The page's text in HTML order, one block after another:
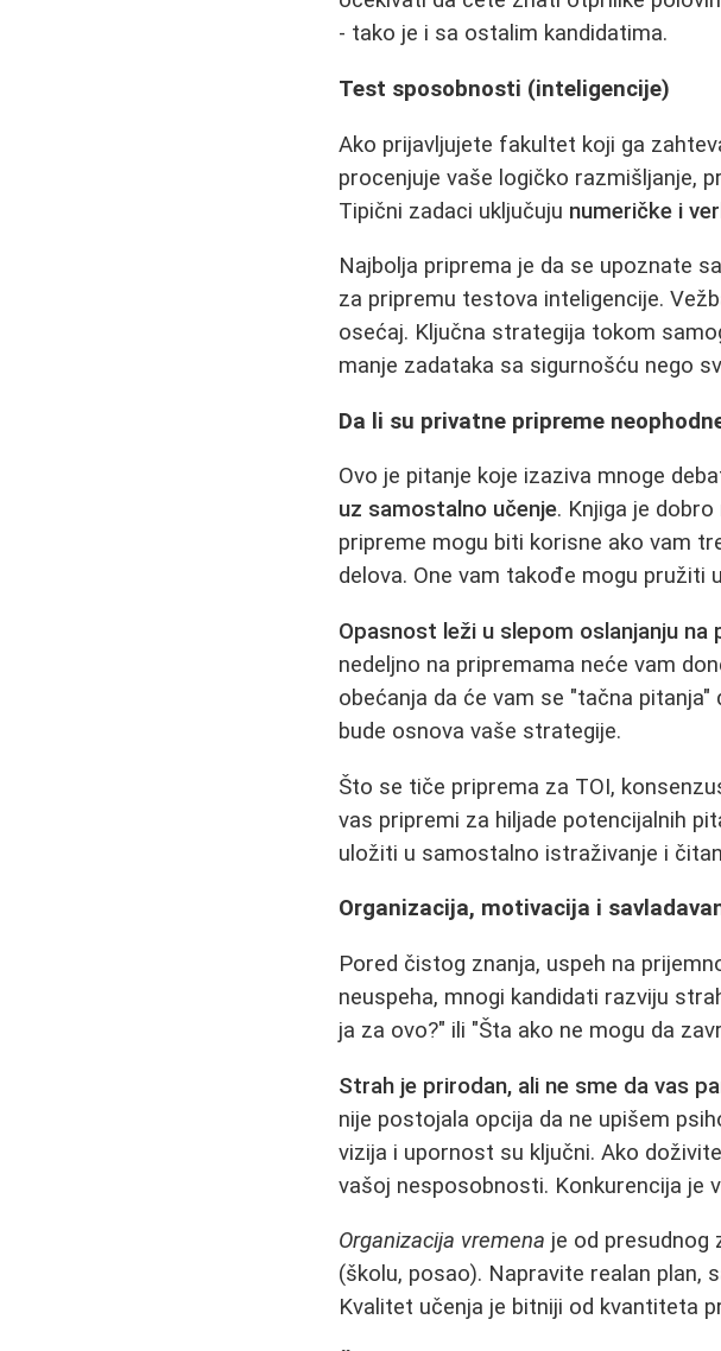
- tako je i sa ostalim kandidatima.
Test sposobnosti (inteligencije)
Ako prijavljujete fakultet koji ga
procenjuje vaše logičko razmišljanje,
Tipični zadaci uključuju numeričke i
Najbolja priprema je da se upoznate
za pripremu testova inteligencije.
osećaj. Ključna strategija tokom
manje zadataka sa sigurnošću nego
Da li su privatne pripreme
Ovo je pitanje koje izaziva mnoge
uz samostalno učenje. Knjiga je
pripreme mogu biti korisne ako vam
delova. One vam takođe mogu pružiti
Opasnost leži u slepom oslanjanju na
nedeljno na pripremama neće vam
obećanja da će vam se "tačna
bude osnova vaše strategije.
Što se tiče priprema za TOI,
vas pripremi za hiljade potencijalnih
uložiti u samostalno istraživanje i
Organizacija, motivacija i
Pored čistog znanja, uspeh na
neuspeha, mnogi kandidati razviju
ja za ovo?" ili "Šta ako ne mogu da
Strah je prirodan, ali ne sme da vas
nije postojala opcija da ne upišem
vizija i upornost su ključni. Ako
vašoj nesposobnosti. Konkurencija je
Organizacija vremena je od presudnog
(školu, posao). Napravite realan plan,
Kvalitet učenja je bitniji od kvantiteta